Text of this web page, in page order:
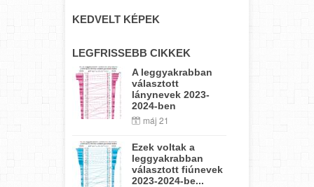
KEDVELT KÉPEK
LEGFRISSEBB CIKKEK
A leggyakrabban
választott
lánynevek 2023-
2024-ben
máj 21
Ezek voltak a
leggyakrabban
választott fiúnevek
2023-2024-be...